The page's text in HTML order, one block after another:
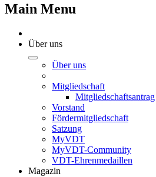
Main Menu
Über uns
Über uns
Mitgliedschaft
Mitgliedschaftsantrag
Vorstand
Fördermitgliedschaft
Satzung
MyVDT
MyVDT-Community
VDT-Ehrenmedaillen
Magazin